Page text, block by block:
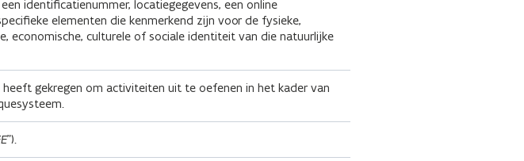
identificatienummer, locatiegegevens, een online
elementen die kenmerkend zijn voor de fysieke,
economische, culturele of sociale identiteit van die natuurlijke
heeft gekregen om activiteiten uit te oefenen in het kader van
").